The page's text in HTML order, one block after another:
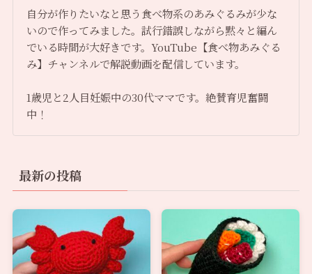
自分が作りたいなと思う食べ物系のあみぐるみが少な
いので作ってみました。試行錯誤しながら黙々と編ん
でいる時間が大好きです。YouTube【食べ物あみぐる
み】チャンネルで解説動画を配信しています。
1歳児と2人目妊娠中の30代ママです。絶賛育児奮闘
中！
最新の投稿